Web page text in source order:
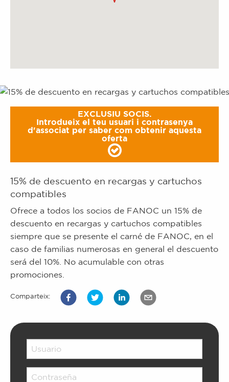
EXCLUSIU SOCIS.
Introdueix el teu usuari i contrasenya
d'associat per saber com obtenir aquesta
oferta
15% de descuento en recargas y cartuchos
compatibles
Ofrece a todos los socios de FANOC un 15% de
descuento en recargas y cartuchos compatibles
siempre que se presente el carné de FANOC, en el
caso de familias numerosas en general el descuento
será del 10%. No acumulable con otras
promociones.
Comparteix: